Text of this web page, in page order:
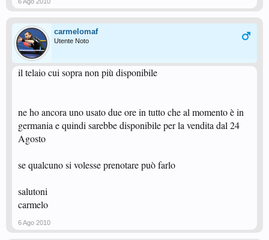
carmelomaf
Utente Noto
il telaio cui sopra non più disponibile
ne ho ancora uno usato due ore in tutto che al momento è in
germania e quindi sarebbe disponibile per la vendita dal 24
Agosto
se qualcuno si volesse prenotare può farlo
salutoni
carmelo
6 Ago 2010